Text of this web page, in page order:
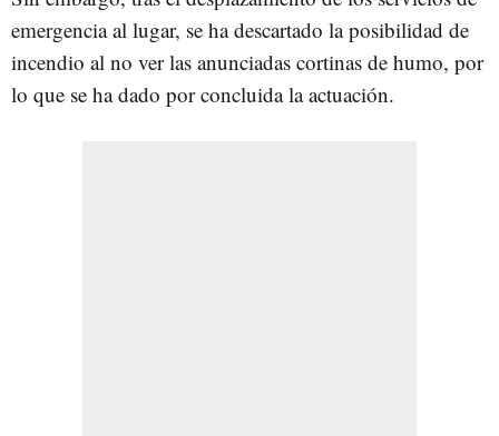
emergencia al lugar, se ha descartado la posibilidad de
incendio al no ver las anunciadas cortinas de humo, por
lo que se ha dado por concluida la actuación.